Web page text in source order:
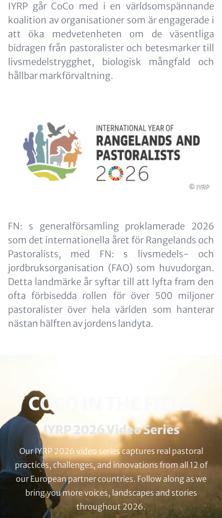
IYRP går CoCo med i en världsomspännande
koalition av organisationer som är engagerade i
att öka medvetenheten om de väsentliga
bidragen från pastoralister och betesmarker till
livsmedelstrygghet, biologisk mångfald och
hållbar markförvaltning.
Copyright
© IYRP
Content
FN: s generalförsamling proklamerade 2026
som det internationella året för Rangelands och
Pastoralists, med FN: s livsmedels- och
jordbruksorganisation (FAO) som huvudorgan.
Detta landmärke år syftar till att lyfta fram den
ofta förbisedda rollen för över 500 miljoner
pastoralister över hela världen som hanterar
nästan hälften av jordens landyta.
HEADLINE
(OPTIONAL)
COCO IN THE FIELD
Subline
(optional)
IYRP 2026 Video Series
Our IYRP 2026 video series captures real pastoral
practices, challenges, and innovations from all 12 of
our European partner countries. Follow along as we
bring you more voices, landscapes and stories
throughout 2026.